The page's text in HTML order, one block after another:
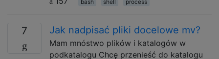
bash shell process
7 Jak nadpisać pliki docelowe mv?
Mam mnóstwo plików i katalogów w
podkatalogu Chcę przenieść do katalogu